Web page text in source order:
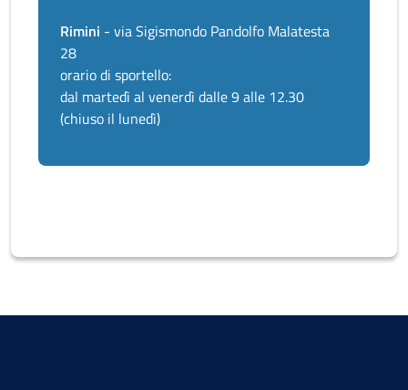
Rimini - via Sigismondo Pandolfo Malatesta
28
orario di sportello:
dal martedì al venerdì dalle 9 alle 12.30
(chiuso il lunedì)